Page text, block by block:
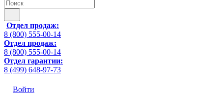
Отдел продаж:
8 (800) 555-00-14
Отдел продаж:
8 (800) 555-00-14
Отдел гарантии:
8 (499) 648-97-73
Войти